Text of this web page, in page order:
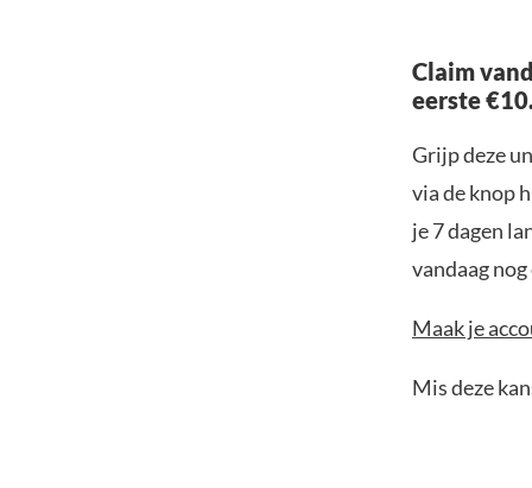
Claim
eerste
Grijp deze
via de knop
je 7 dagen
vandaag
Maak je
Mis deze